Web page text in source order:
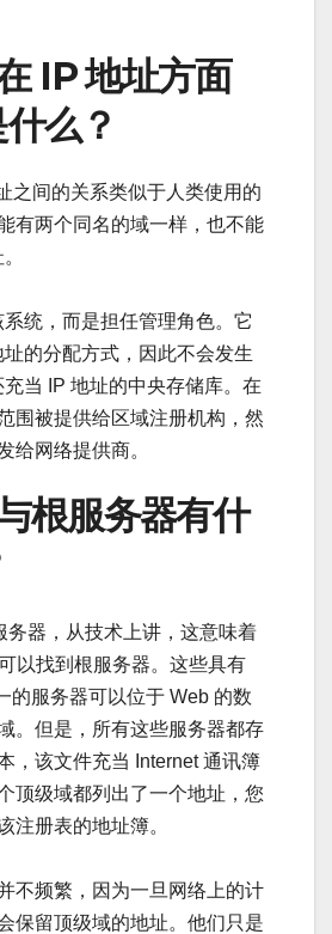
IP 地址方面
么？
之间的关系类似于人类使用的
有两个同名的域一样，也不能
系统，而是担任管理角色。它
的分配方式，因此不会发生
当 IP 地址的中央存储库。在
围被提供给区域注册机构，然
给网络提供商。
根服务器有什
务器，从技术上讲，这意味着
以找到根服务器。这些具有
的服务器可以位于 Web 的数
。但是，所有这些服务器都存
，该文件充当 Internet 通讯簿
顶级域都列出了一个地址，您
注册表的地址簿。
不频繁，因为一旦网络上的计
保留顶级域的地址。他们只是